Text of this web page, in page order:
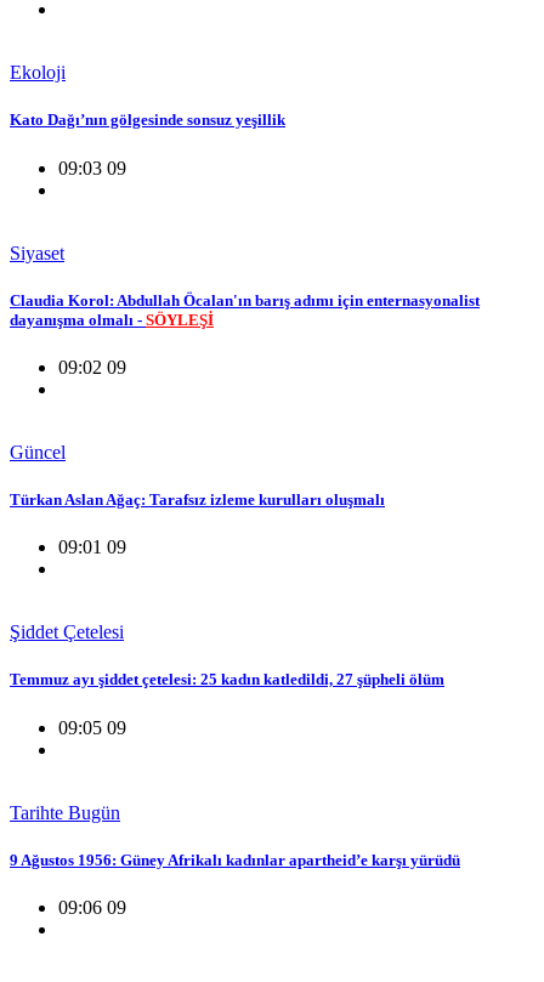
Ekoloji
Kato Dağı’nın gölgesinde sonsuz yeşillik
09:03 09
Siyaset
Claudia Korol: Abdullah Öcalan'ın barış adımı için enternasyonalist
dayanışma olmalı - SÖYLEŞİ
09:02 09
Güncel
Türkan Aslan Ağaç: Tarafsız izleme kurulları oluşmalı
09:01 09
Şiddet Çetelesi
Temmuz ayı şiddet çetelesi: 25 kadın katledildi, 27 şüpheli ölüm
09:05 09
Tarihte Bugün
9 Ağustos 1956: Güney Afrikalı kadınlar apartheid’e karşı yürüdü
09:06 09